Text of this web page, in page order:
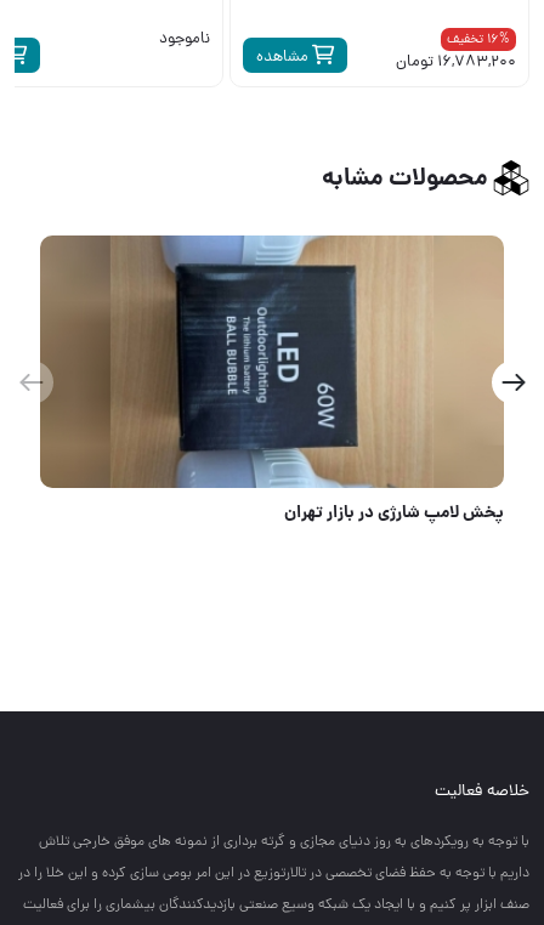
مشاهده تومان
ناموجود
محصولات مشابه
شیار زن
فعالیت
به رويكردهاي به روز دنياي مجازي و گرته برداري از نمونه هاي موفق خارجي تلاش
با توجه به حفظ فضاي تخصصي در تالارتوزيع در اين امر بومي سازي كرده و اين خلا را در
ابزار پر كنيم و با ايجاد يك شبكه وسيع صنعتي بازديدكنندگان بيشماري را براي فعاليت